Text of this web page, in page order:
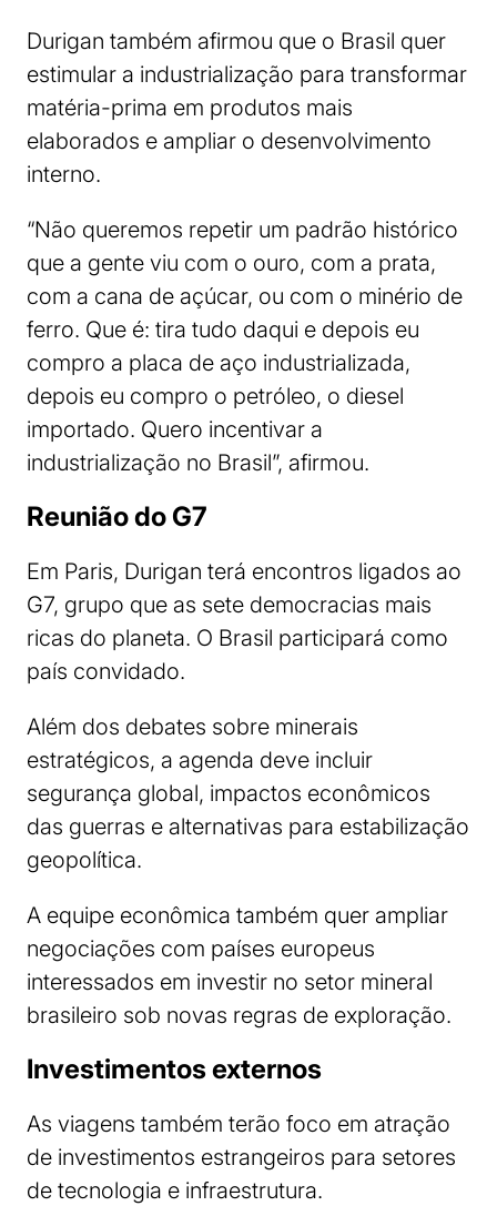
Durigan também afirmou que o Brasil quer
estimular a industrialização para transformar
matéria-prima em produtos mais
elaborados e ampliar o desenvolvimento
interno.
“Não queremos repetir um padrão histórico
que a gente viu com o ouro, com a prata,
com a cana de açúcar, ou com o minério de
ferro. Que é: tira tudo daqui e depois eu
compro a placa de aço industrializada,
depois eu compro o petróleo, o diesel
importado. Quero incentivar a
industrialização no Brasil”, afirmou.
Reunião do G7
Em Paris, Durigan terá encontros ligados ao
G7, grupo que as sete democracias mais
ricas do planeta. O Brasil participará como
país convidado.
Além dos debates sobre minerais
estratégicos, a agenda deve incluir
segurança global, impactos econômicos
das guerras e alternativas para estabilização
geopolítica.
A equipe econômica também quer ampliar
negociações com países europeus
interessados em investir no setor mineral
brasileiro sob novas regras de exploração.
Investimentos externos
As viagens também terão foco em atração
de investimentos estrangeiros para setores
de tecnologia e infraestrutura.